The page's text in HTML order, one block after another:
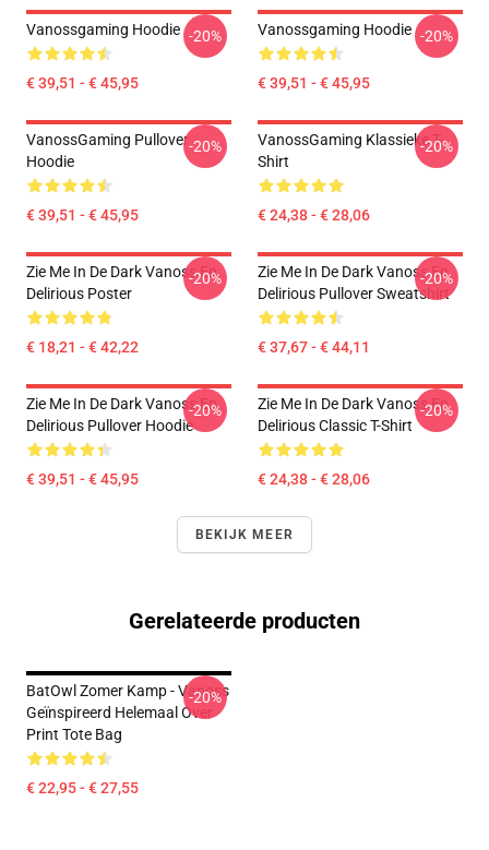
Vanossgaming Hoodie
€ 39,51 - € 45,95
-20% Vanossgaming Hoodie
€ 39,51 - € 45,95
-20%
VanossGaming Pullover
Hoodie
€ 39,51 - € 45,95
-20%
VanossGaming Klassieke T-
Shirt
€ 24,38 - € 28,06
-20%
Zie Me In De Dark Vanoss En
Delirious Poster
€ 18,21 - € 42,22
-20%
Zie Me In De Dark Vanoss En
Delirious Pullover Sweatshirt
€ 37,67 - € 44,11
-20%
Zie Me In De Dark Vanoss En
Delirious Pullover Hoodie
€ 39,51 - € 45,95
-20%
Zie Me In De Dark Vanoss En
Delirious Classic T-Shirt
€ 24,38 - € 28,06
-20%
BEKIJK MEER
Gerelateerde producten
BatOwl Zomer Kamp - Vanoss
Geïnspireerd Helemaal Over
Print Tote Bag
€ 22,95 - € 27,55
-20%